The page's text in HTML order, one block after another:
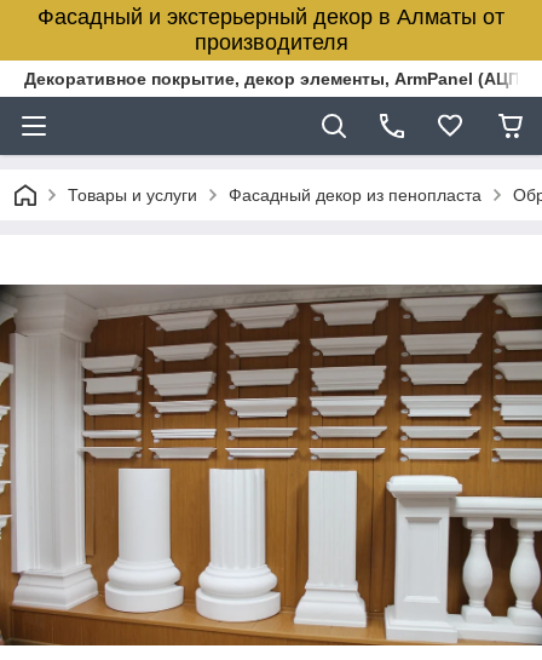
Фасадный и экстерьерный декор в Алматы от
производителя
Декоративное покрытие, декор элементы, ArmPanel
Товары и услуги Фасадный декор из пенопласта